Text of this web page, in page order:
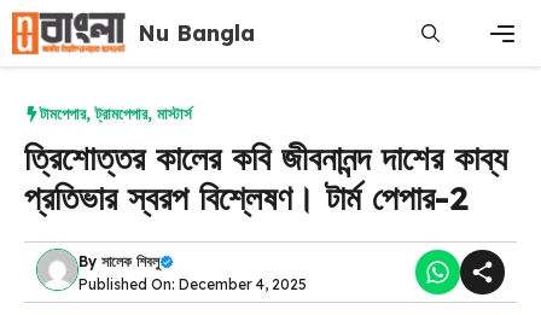
Skip
content
Nu Bangla
টামপেপার,ট্রামপেপার, মাস্টার্স
ত্রিশোত্তর কালের কবি জীবনানন্দ দাশের কাব্য
প্রতিভার স্বরপ বিশ্লেষণ। টার্ম পেপার-2
By সালেক শিবলু
Published On: December 4, 2025